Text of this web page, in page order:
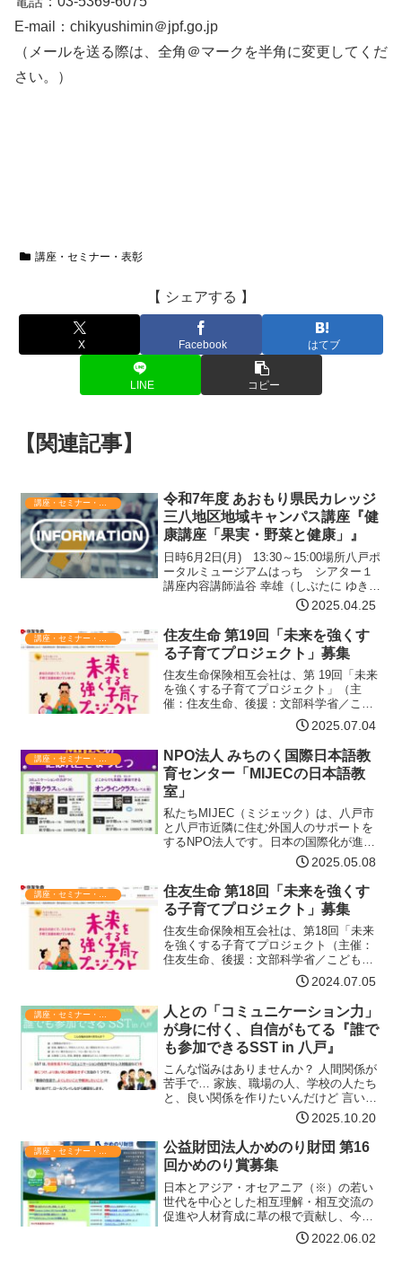
E-mail：chikyushimin＠jpf.go.jp
（メールを送る際は、全角＠マークを半角に変更してくだ
さい。）
講座・セミナー・表彰
【 シェアする 】
X Facebook はてブ
LINE コピー
【関連記事】
令和7年度 あおもり県民カレッジ
三八地区地域キャンパス講座『健
康講座「果実・野菜と健康」』
日時6月2日(月) 13:30～15:00場所八戸ポ
ータルミュージアムはっち シアター１
講座内容講師澁谷 幸雄（しぶたに ゆき
お）／ 澁谷種苗店 代表取締役内容詳細
生物共通の細胞から見た人と植物の健康
野菜の重要性 現代の現実食とこれから…
【詳細はコチラ】
2025.04.25
講座・セミナー・表彰
住友生命 第19回「未来を強くす
る子育てプロジェクト」募集
住友生命保険相互会社は、第 19回「未来
を強くする子育てプロジェクト」（主
催：住友生命、後援：文部科学省／こど
も家庭庁）の募集を７月７日（月）から
開始いたします。本プロジェクトは、
「子育て支援活動の表彰」「女性研究者
への支援」の2つの公募事…【詳細はコチ
ラ】
2025.07.04
講座・セミナー・表彰
NPO法人 みちのく国際日本語教
育センター「MIJECの日本語教
室」
私たちMIJEC（ミジェック）は、八戸市
と八戸市近隣に住む外国人のサポートを
するNPO法人です。日本の国際化が進む
中、八戸市近隣地域にも、語学教師、留
学生、技能実習生、日本人配偶者を持つ
外国人など、日本で長く生活する外国人
が増えています。私…【詳細はコチラ】
2025.05.08
講座・セミナー・表彰
住友生命 第18回「未来を強くす
る子育てプロジェクト」募集
住友生命保険相互会社は、第18回「未来
を強くする子育てプロジェクト（主催：
住友生命、後援：文部科学省／こども家
庭庁）」（以下、「本プロジェクト」）
の募集を7月8日（月）から9月9日（月）
まで実施いたしますのでご案内させてい
ただきます。本プロ…【詳細はコチラ】
2024.07.05
講座・セミナー・表彰
人との「コミュニケーション力」
が身に付く、自信がもてる『誰で
も参加できるSST in 八戸』
こんな悩みはありませんか？ 人間関係が
苦手で… 家族、職場の人、学校の人たち
と、良い関係を作りたいんだけど 言いた
い事が言えなくて、つらい思いをしてい
る 支援者(こども、若者、障害者、高齢者
など）としての関わり方を学びたい など
SSTは、社…【詳細はコチラ】
2025.10.20
公益財団法人かめのり財団 第16
回かめのり賞募集
日本とアジア・オセアニア（※）の若い
世代を中心とした相互理解・相互交流の
促進や人材育成に草の根で貢献し、今後
の活動が期待される個人または団体を顕
彰します。※かめのり賞が対象とするア
2022.06.02